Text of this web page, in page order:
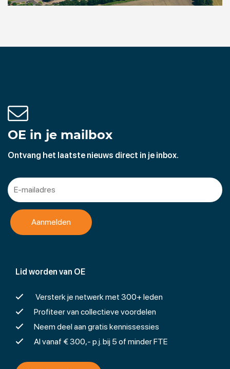
Lid worden van OE
Versterk je netwerk met 300+ leden
Profiteer van collectieve voordelen
Neem deel aan gratis kennissessies
Al vanaf € 300,- p.j. bij 5 of minder FTE
OE in je mailbox
Ontvang het laatste nieuws direct in je inbox.